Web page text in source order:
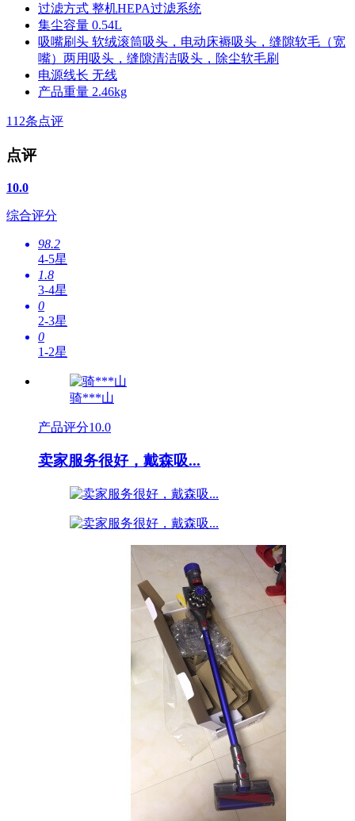
过滤方式 整机HEPA过滤系统
集尘容量 0.54L
吸嘴刷头 软绒滚筒吸头，电动床褥吸头，缝隙软毛（宽
嘴）两用吸头，缝隙清洁吸头，除尘软毛刷
电源线长 无线
产品重量 2.46kg
112条点评
点评
10.0
综合评分
98.2
4-5星
1.8
3-4星
0
2-3星
0
1-2星
骑***山
产品评分10.0
卖家服务很好，戴森吸...